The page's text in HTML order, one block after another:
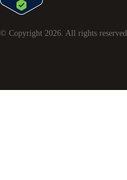
© Copyright 2026 . All rights reserved.